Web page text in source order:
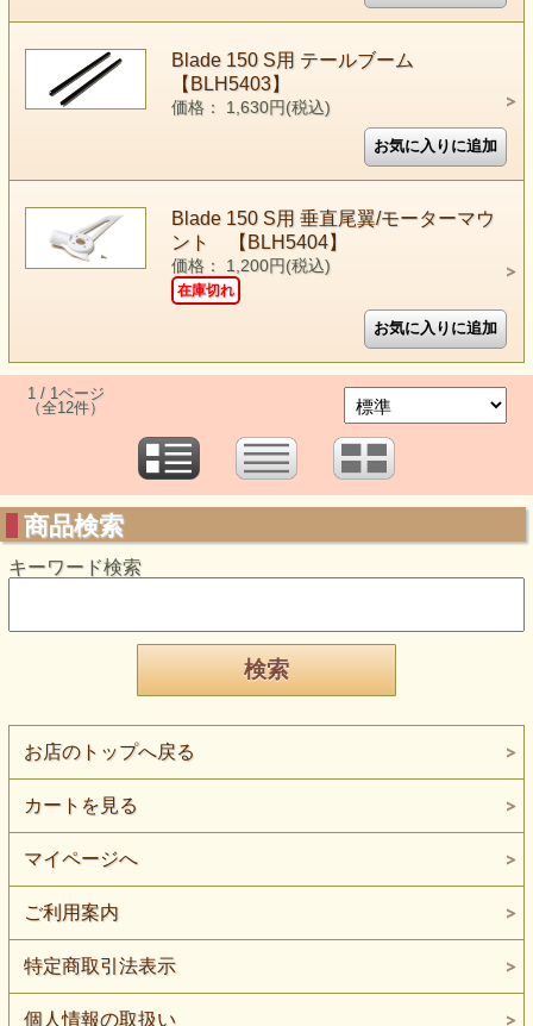
Blade 150 S用 テールブーム
【BLH5403】
価格： 1,630円(税込)
Blade 150 S用 垂直尾翼/モーターマウ
ント 【BLH5404】
価格： 1,200円(税込)
在庫切れ
1 / 1ページ
（全12件）
商品検索
キーワード検索
お店のトップへ戻る
カートを見る
マイページへ
ご利用案内
特定商取引法表示
個人情報の取扱い